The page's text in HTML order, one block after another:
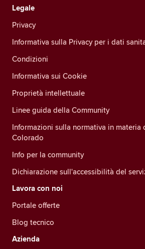
Legale
Privacy
Informativa sulla Privacy per i dati
Condizioni
Informativa sui Cookie
Proprietà intellettuale
Linee guida della Community
Informazioni sulla normativa in materia
Colorado
Info per la community
Dichiarazione sull'accessibilità del
Lavora con noi
Portale offerte
Blog tecnico
Azienda